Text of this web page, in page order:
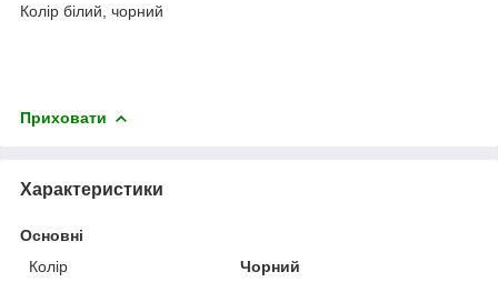
Колір білий, чорний
Приховати
Характеристики
Основні
Колір
Чорний